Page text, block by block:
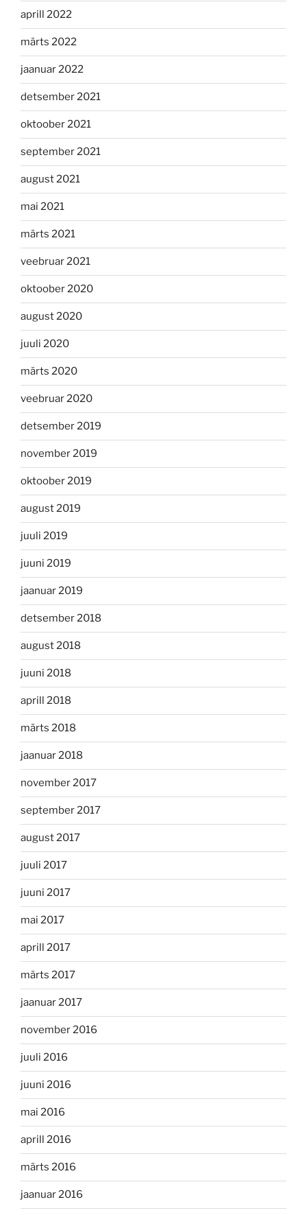
aprill 2022
märts 2022
jaanuar 2022
detsember 2021
oktoober 2021
september 2021
august 2021
mai 2021
märts 2021
veebruar 2021
oktoober 2020
august 2020
juuli 2020
märts 2020
veebruar 2020
detsember 2019
november 2019
oktoober 2019
august 2019
juuli 2019
juuni 2019
jaanuar 2019
detsember 2018
august 2018
juuni 2018
aprill 2018
märts 2018
jaanuar 2018
november 2017
september 2017
august 2017
juuli 2017
juuni 2017
mai 2017
aprill 2017
märts 2017
jaanuar 2017
november 2016
juuli 2016
juuni 2016
mai 2016
aprill 2016
märts 2016
jaanuar 2016